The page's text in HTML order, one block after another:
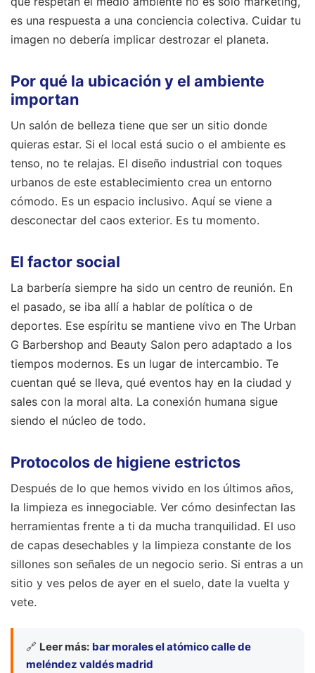
es una respuesta a una conciencia colectiva. Cuidar tu
imagen no debería implicar destrozar el planeta.
Por qué la ubicación y el ambiente
importan
Un salón de belleza tiene que ser un sitio donde
quieras estar. Si el local está sucio o el ambiente es
tenso, no te relajas. El diseño industrial con toques
urbanos de este establecimiento crea un entorno
cómodo. Es un espacio inclusivo. Aquí se viene a
desconectar del caos exterior. Es tu momento.
El factor social
La barbería siempre ha sido un centro de reunión. En
el pasado, se iba allí a hablar de política o de
deportes. Ese espíritu se mantiene vivo en The Urban
G Barbershop and Beauty Salon pero adaptado a los
tiempos modernos. Es un lugar de intercambio. Te
cuentan qué se lleva, qué eventos hay en la ciudad y
sales con la moral alta. La conexión humana sigue
siendo el núcleo de todo.
Protocolos de higiene estrictos
Después de lo que hemos vivido en los últimos años,
la limpieza es innegociable. Ver cómo desinfectan las
herramientas frente a ti da mucha tranquilidad. El uso
de capas desechables y la limpieza constante de los
sillones son señales de un negocio serio. Si entras a un
sitio y ves pelos de ayer en el suelo, date la vuelta y
vete.
🔗 Leer más: bar morales el atómico calle de
meléndez valdés madrid